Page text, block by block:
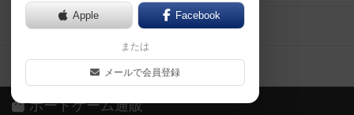
Apple Facebook
または
メールで会員登録
ボードゲーム業界コラム
ボドゲーマご利用案内
ボードゲーム通販